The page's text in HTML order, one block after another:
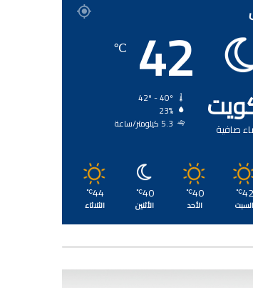
صافية
42
℃
23%
5.3 كيلومتر/ساعة
42
℃
السبت
40
℃
الأحد
40
℃
الأثنين
44
℃
الثلاثاء